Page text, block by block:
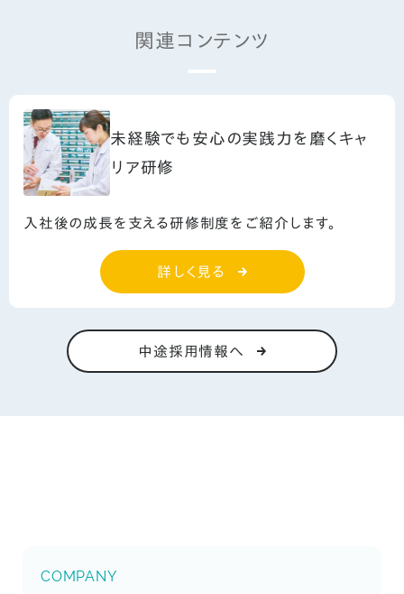
関連コンテンツ
未経験でも安心の実践力を磨くキャ
リア研修
入社後の成長を支える研修制度をご紹介します。
詳しく見る
中途採用情報へ
COMPANY